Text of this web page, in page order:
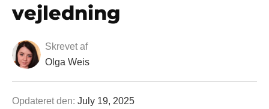
vejledning
Skrevet af
Olga Weis
Opdateret den: July 19, 2025